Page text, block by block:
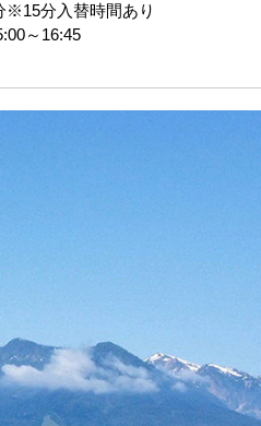
※15分入替時間あり
～16:45